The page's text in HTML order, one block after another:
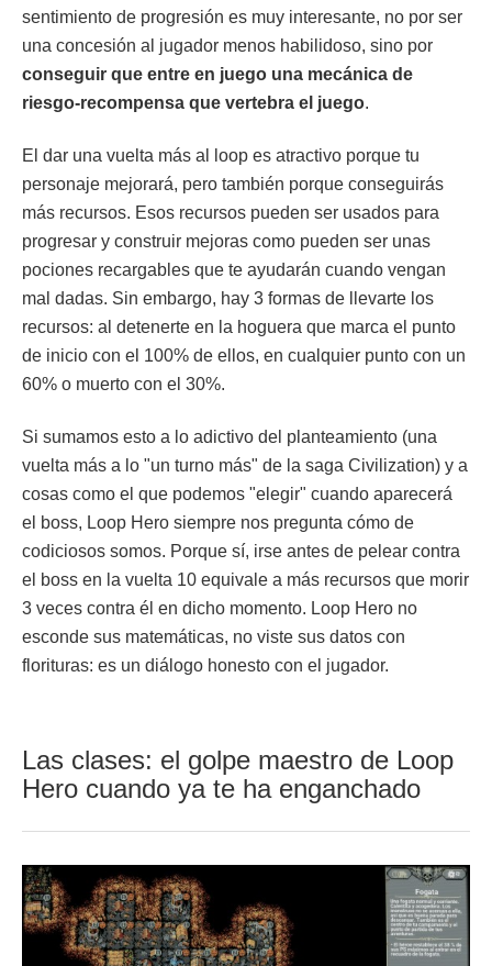
sentimiento de progresión es muy interesante, no por ser
una concesión al jugador menos habilidoso, sino por
conseguir que entre en juego una mecánica de
riesgo-recompensa que vertebra el juego.
El dar una vuelta más al loop es atractivo porque tu
personaje mejorará, pero también porque conseguirás
más recursos. Esos recursos pueden ser usados para
progresar y construir mejoras como pueden ser unas
pociones recargables que te ayudarán cuando vengan
mal dadas. Sin embargo, hay 3 formas de llevarte los
recursos: al detenerte en la hoguera que marca el punto
de inicio con el 100% de ellos, en cualquier punto con un
60% o muerto con el 30%.
Si sumamos esto a lo adictivo del planteamiento (una
vuelta más a lo "un turno más" de la saga Civilization) y a
cosas como el que podemos "elegir" cuando aparecerá
el boss, Loop Hero siempre nos pregunta cómo de
codiciosos somos. Porque sí, irse antes de pelear contra
el boss en la vuelta 10 equivale a más recursos que morir
3 veces contra él en dicho momento. Loop Hero no
esconde sus matemáticas, no viste sus datos con
florituras: es un diálogo honesto con el jugador.
Las clases: el golpe maestro de Loop
Hero cuando ya te ha enganchado